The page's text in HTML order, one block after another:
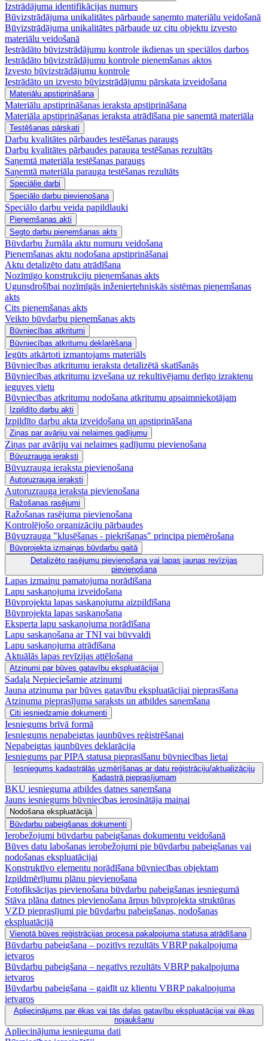
Izstrādājuma identifikācijas numurs
Būvizstrādājuma unikalitātes pārbaude saņemto materiālu veidošanā
Būvizstrādājuma unikalitātes pārbaude uz citu objektu izvesto
materiālu veidošanā
Iestrādāto būvizstrādājumu kontrole ikdienas un speciālos darbos
Iestrādāto būvizstrādājumu kontrole pieņemšanas aktos
Izvesto būvizstrādājumu kontrole
Iestrādāto un izvesto būvizstrādājumu pārskata izveidošana
Materiālu apstiprināšana
Materiālu apstiprināšanas ieraksta apstiprināšana
Materiāla apstiprināšanas ieraksta atrādīšana pie saņemtā materiāla
Testēšanas pārskati
Darbu kvalitātes pārbaudes testēšanas paraugs
Darbu kvalitātes pārbaudes parauga testēšanas rezultāts
Saņemtā materiāla testēšanas paraugs
Saņemtā materiāla parauga testēšanas rezultāts
Speciālie darbi
Speciālo darbu pievienošana
Speciālo darbu veida papildlauki
Pieņemšanas akti
Segto darbu pieņemšanas akts
Būvdarbu žurnāla aktu numuru veidošana
Pieņemšanas aktu nodošana apstiprināšanai
Aktu detalizēto datu atrādīšana
Nozīmīgo konstrukciju pieņemšanas akts
Ugunsdrošībai nozīmīgās inženiertehniskās sistēmas pieņemšanas
akts
Cits pieņemšanas akts
Veikto būvdarbu pieņemšanas akts
Būvniecības atkritumi
Būvniecības atkritumu deklarēšana
Iegūts atkārtoti izmantojams materiāls
Būvniecības atkritumu ieraksta detalizētā skatīšanās
Būvniecības atkritumu izvešana uz rekultivējamu derīgo izrakteņu
ieguves vietu
Būvniecības atkritumu nodošana atkritumu apsaimniekotājam
Izpildīto darbu akti
Izpildīto darbu akta izveidošana un apstiprināšana
Ziņas par avāriju vai nelaimes gadījumu
Ziņas par avāriju vai nelaimes gadījumu pievienošana
Būvuzrauga ieraksti
Būvuzrauga ieraksta pievienošana
Autoruzrauga ieraksti
Autoruzrauga ieraksta pievienošana
Ražošanas rasējumi
Ražošanas rasējuma pievienošana
Kontrolējošo organizāciju pārbaudes
Būvuzrauga "klusēšanas - piekrišanas" principa piemērošana
Būvprojekta izmaiņas būvdarbu gaitā
Detalizēto rasējumu pievienošana vai lapas jaunas revīzijas
pievienošana
Lapas izmaiņu pamatojuma norādīšana
Lapu saskaņojuma izveidošana
Būvprojekta lapas saskaņojuma aizpildīšana
Būvprojekta lapas saskaņošana
Eksperta lapu saskaņojuma norādīšana
Lapu saskaņošana ar TNI vai būvvaldi
Lapu saskaņojuma atrādīšana
Aktuālās lapas revīzijas attēlošana
Atzinumi par būves gatavību ekspluatācijai
Sadaļa Nepieciešamie atzinumi
Jauna atzinuma par būves gatavību ekspluatācijai pieprasīšana
Atzinuma pieprasījuma saraksts un atbildes saņemšana
Citi iesniedzamie dokumenti
Iesniegums brīvā formā
Iesniegums nepabeigtas jaunbūves reģistrēšanai
Nepabeigtas jaunbūves deklarācija
Iesniegums par PIPA statusa pieprasīšanu būvniecības lietai
Iesniegums kadastrālās uzmērīšanas ar datu reģistrāciju/aktualizāciju
Kadastrā pieprasījumam
BKU iesnieguma atbildes datnes saņemšana
Jauns iesniegums būvniecības ierosinātāja maiņai
Nodošana ekspluatācijā
Būvdarbu pabeigšanas dokumenti
Ierobežojumi būvdarbu pabeigšanas dokumentu veidošanā
Būves datu labošanas ierobežojumi pie būvdarbu pabeigšanas vai
nodošanas ekspluatācijai
Konstruktīvo elementu norādīšana būvniecības objektam
Izpildmērījumu plānu pievienošana
Fotofiksācijas pievienošana būvdarbu pabeigšanas iesniegumā
Stāva plāna datnes pievienošana ārpus būvprojekta struktūras
VZD pieprasījumi pie būvdarbu pabeigšanas, nodošanas
ekspluatācijā
Vienotā būves reģistrācijas procesa pakalpojuma statusa atrādīšana
Būvdarbu pabeigšana – pozitīvs rezultāts VBRP pakalpojuma
ietvaros
Būvdarbu pabeigšana – negatīvs rezultāts VBRP pakalpojuma
ietvaros
Būvdarbu pabeigšana – gaidīt uz klientu VBRP pakalpojuma
ietvaros
Apliecinājums par ēkas vai tās daļas gatavību ekspluatācijai vai ēkas
nojaukšanu
Apliecinājuma iesnieguma dati